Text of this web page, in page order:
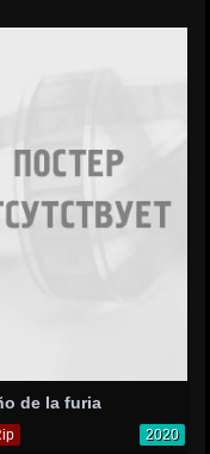
de la furia
2020